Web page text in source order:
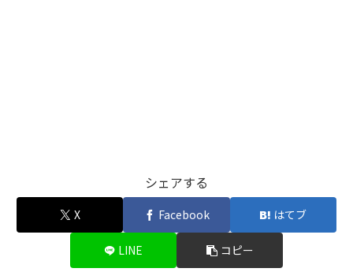
シェアする
X Facebook はてブ
LINE コピー